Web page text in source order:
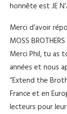
honnête est JE
Merci d’avoir
MOSS
Merci Phil, tu as
années et nous
“Extend the
France et en
lecteurs pour